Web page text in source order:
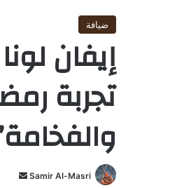
ضيافة
تجربة
Samir Al-Masri